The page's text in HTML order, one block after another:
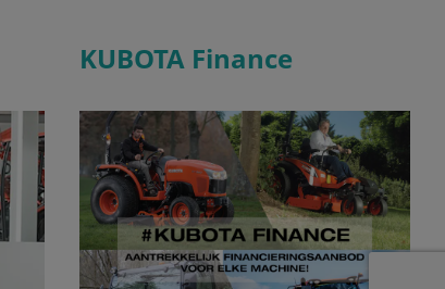
KUBOTA Finance